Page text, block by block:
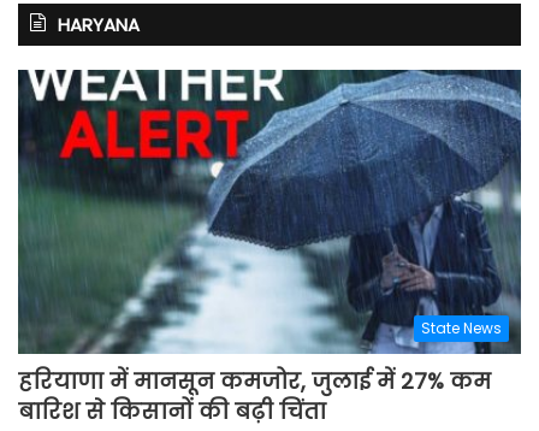
HARYANA
State News
हरियाणा में मानसून कमजोर, जुलाई में 27% कम
बारिश से किसानों की बढ़ी चिंता